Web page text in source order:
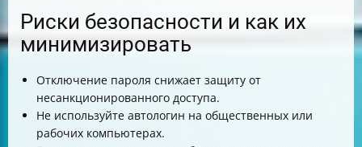
Риски безопасности и как их
минимизировать
Отключение пароля снижает защиту от
несанкционированного доступа.
Не используйте автологин на общественных или
рабочих компьютерах.